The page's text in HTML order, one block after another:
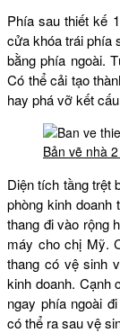
Phía sau thiết kế
cửa khóa trái phía
bằng phía ngoài.
Có thể cải tạo
hay phá vỡ kết
Bản vẽ nhà
Diện tích tầng trệt
phòng kinh doanh
thang đi vào rộng
máy cho chị Mỹ.
thang có vệ sinh
kinh doanh. Cạnh
ngay phía ngoài
có thể ra sau vệ